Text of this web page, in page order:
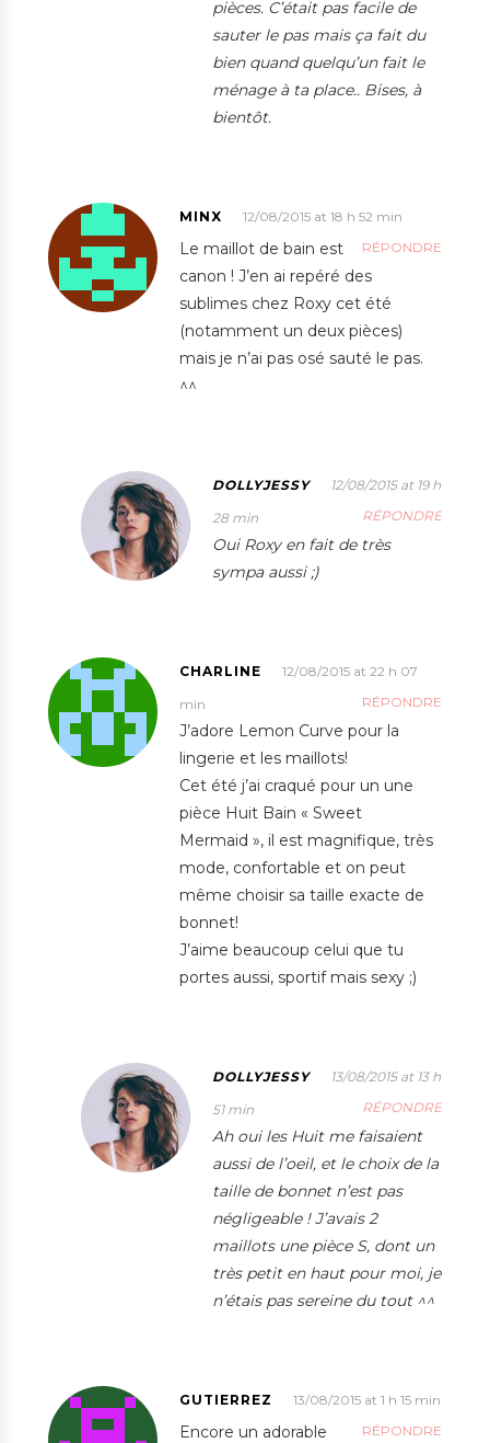
pièces. C’était pas facile de
sauter le pas mais ça fait du
bien quand quelqu’un fait le
ménage à ta place.. Bises, à
bientôt.
MINX
12/08/2015 at 18 h 52 min
RÉPONDRE
Le maillot de bain est
canon ! J’en ai repéré des
sublimes chez Roxy cet été
(notamment un deux pièces)
mais je n’ai pas osé sauté le pas.
^^
DOLLYJESSY
12/08/2015 at 19 h
28 min
RÉPONDRE
Oui Roxy en fait de très
sympa aussi ;)
CHARLINE
12/08/2015 at 22 h 07
min
RÉPONDRE
J’adore Lemon Curve pour la
lingerie et les maillots!
Cet été j’ai craqué pour un une
pièce Huit Bain « Sweet
Mermaid », il est magnifique, très
mode, confortable et on peut
même choisir sa taille exacte de
bonnet!
J’aime beaucoup celui que tu
portes aussi, sportif mais sexy ;)
DOLLYJESSY
13/08/2015 at 13 h
51 min
RÉPONDRE
Ah oui les Huit me faisaient
aussi de l’oeil, et le choix de la
taille de bonnet n’est pas
négligeable ! J’avais 2
maillots une pièce S, dont un
très petit en haut pour moi, je
n’étais pas sereine du tout ^^
GUTIERREZ
13/08/2015 at 1 h 15 min
RÉPONDRE
Encore un adorable